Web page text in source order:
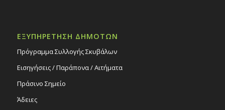
ΕΞΥΠΗΡΕΤΗΣΗ ΔΗΜΟΤΩΝ
Πρόγραμμα Συλλογής Σκυβάλων
Εισηγήσεις / Παράπονα / Αιτήματα
Πράσινο Σημείο
Άδειες